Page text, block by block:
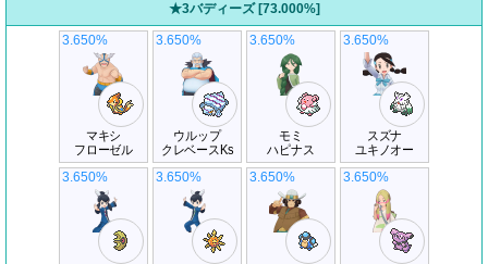
★3バディーズ [73.000%]
マキシ
フローゼル
3.650%
ウルップ
クレベースKs
3.650%
モミ
ハピナス
3.650%
スズナ
ユキノオー
3.650%
3.650% 3.650% 3.650% 3.650%